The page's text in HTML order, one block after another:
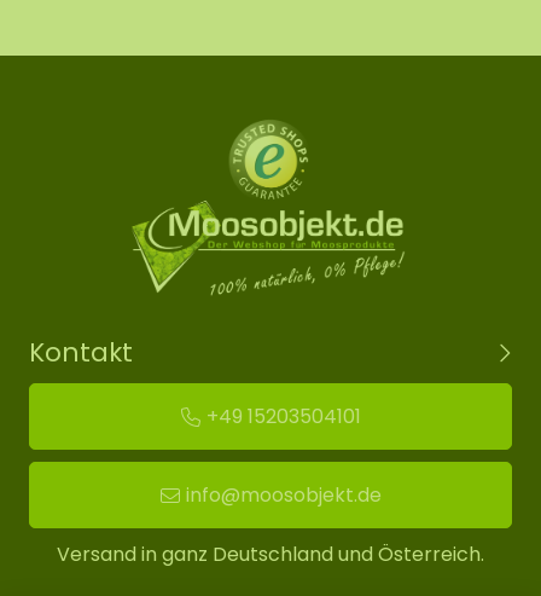
Kontakt
+49 15203504101
info@moosobjekt.de
Versand in ganz Deutschland und Österreich.